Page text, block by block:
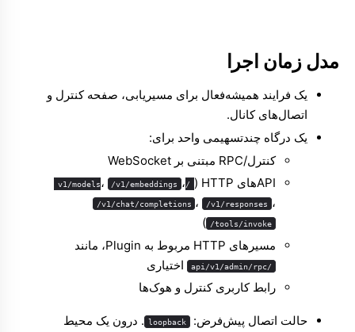
مدل زمان اجرا
یک فرایند همیشه‌فعال برای مسیریابی، صفحه کنترل و
اتصال‌های کانال.
یک درگاه چندتسهیمی واحد برای:
کنترل/RPC مبتنی بر WebSocket
APIهای HTTP ‏(
/v1/models ، /v1/embeddings ،
/v1/chat/completions ، /v1/responses ،
/tools/invoke
)
مسیرهای HTTP مربوط به Plugin، مانند
/api/v1/admin/rpc
اختیاری
رابط کاربری کنترل و هوک‌ها
حالت اتصال پیش‌فرض: loopback . درون یک محیط